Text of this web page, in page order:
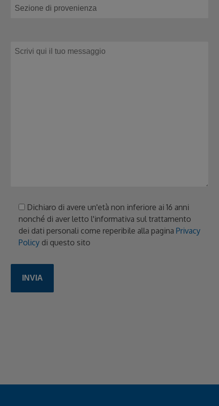
Dichiaro di avere un'età non inferiore ai 16 anni
nonché di aver letto l'informativa sul trattamento
dei dati personali come reperibile alla paginaPrivacy
Policy di questo sito